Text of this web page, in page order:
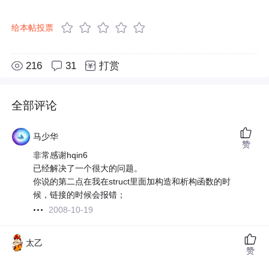
给本帖投票
216 31 打赏
全部评论
马少华
非常感谢hqin6
已经解决了一个很大的问题。
你说的第二点在我在struct里面加构造和析构函数的时
候，链接的时候会报错；
2008-10-19
赞
太乙
赞